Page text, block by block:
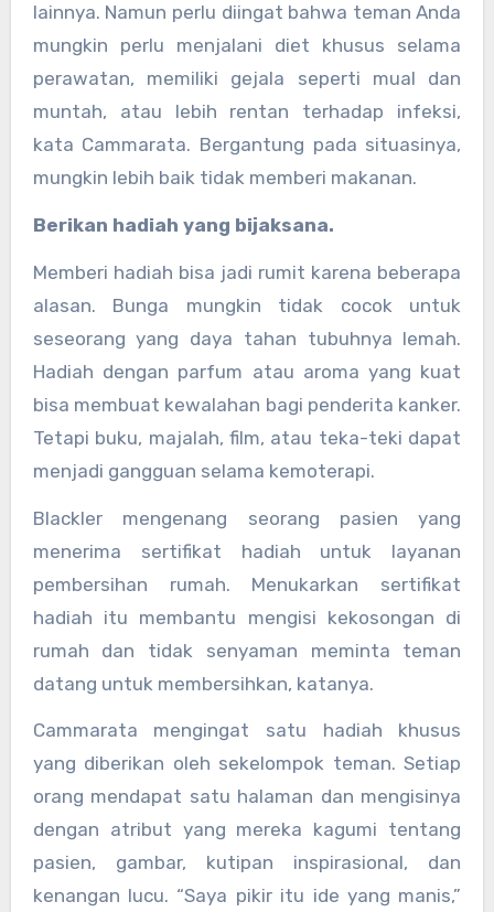
lainnya. Namun perlu diingat bahwa teman Anda
mungkin perlu menjalani diet khusus selama
perawatan, memiliki gejala seperti mual dan
muntah, atau lebih rentan terhadap infeksi,
kata Cammarata. Bergantung pada situasinya,
mungkin lebih baik tidak memberi makanan.
Berikan hadiah yang bijaksana.
Memberi hadiah bisa jadi rumit karena beberapa
alasan. Bunga mungkin tidak cocok untuk
seseorang yang daya tahan tubuhnya lemah.
Hadiah dengan parfum atau aroma yang kuat
bisa membuat kewalahan bagi penderita kanker.
Tetapi buku, majalah, film, atau teka-teki dapat
menjadi gangguan selama kemoterapi.
Blackler mengenang seorang pasien yang
menerima sertifikat hadiah untuk layanan
pembersihan rumah. Menukarkan sertifikat
hadiah itu membantu mengisi kekosongan di
rumah dan tidak senyaman meminta teman
datang untuk membersihkan, katanya.
Cammarata mengingat satu hadiah khusus
yang diberikan oleh sekelompok teman. Setiap
orang mendapat satu halaman dan mengisinya
dengan atribut yang mereka kagumi tentang
pasien, gambar, kutipan inspirasional, dan
kenangan lucu. “Saya pikir itu ide yang manis,”